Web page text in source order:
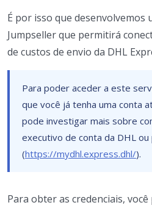
É por isso que desenvolvemos
Jumpseller que permitirá
de custos de envio da DHL
Para poder aceder a este
que você já tenha uma conta
pode investigar mais sobre
executivo de conta da DHL
(https://mydhl.express.dhl/).
Para obter as credenciais,